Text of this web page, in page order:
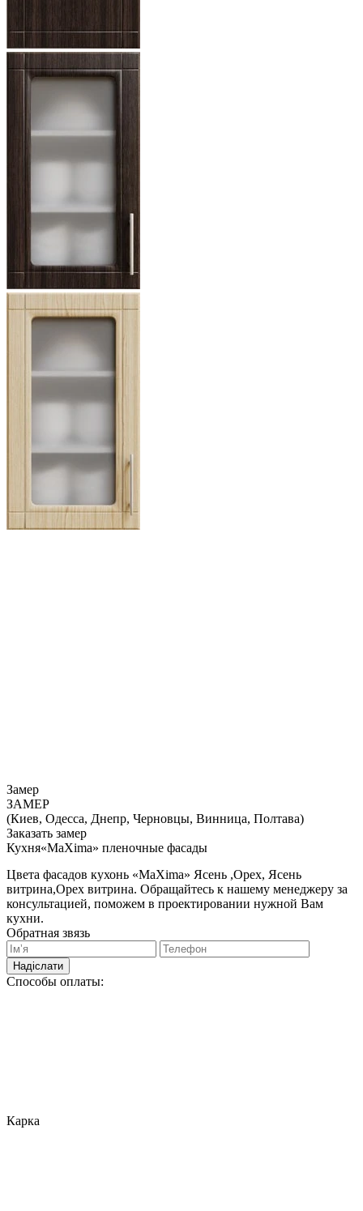
Замер
ЗАМЕР
(Киев, Одесса, Днепр, Черновцы, Винница, Полтава)
Заказать замер
Кухня«MaXima» пленочные фасады
Цвета фасадов кухонь «MaXima» Ясень ,Орех, Ясень
витрина,Орех витрина. Обращайтесь к нашему менеджеру за
консультацией, поможем в проектировании нужной Вам
кухни.
Обратная звязь
Надіслати
Способы оплаты:
Карка